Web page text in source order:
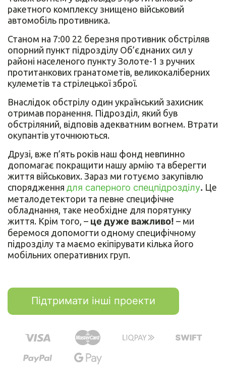
ракетного комплексу знищено військовий
автомобіль противника.
Станом на 7:00 22 березня противник обстріляв
опорний пункт підрозділу Об’єднаних сил у
районі населеного пункту Золоте-1 з ручних
протитанкових гранатометів, великокаліберних
кулеметів та стрілецької зброї.
Внаслідок обстрілу один український захисник
отримав поранення. Підрозділ, який був
обстріляний, відповів адекватним вогнем. Втрати
окупантів уточнюються.
Друзі, вже п’ять років наш фонд невпинно
допомагає покращити нашу армію та вберегти
життя військових. Зараз ми готуємо закупівлю
спорядження для саперного спецпідрозділу. Це
металодетектори та певне специфічне
обладнання, таке необхідне для порятунку
життя. Крім того, – це дуже важливо! – ми
беремося допомогти одному специфічному
підрозділу та маємо екіпірувати кілька його
мобільних оперативних груп.
Підтримати інші проекти